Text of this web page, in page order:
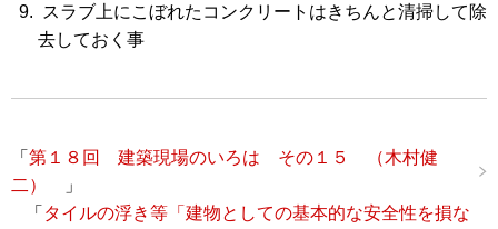
スラブ上にこぼれたコンクリートはきちんと清掃して除
去しておく事
「 第１８回 建築現場のいろは その１５ （木村健
二）
」
「 タイルの浮き等「建物としての基本的な安全性を損な